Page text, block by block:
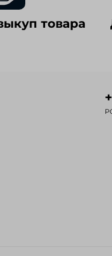
товара